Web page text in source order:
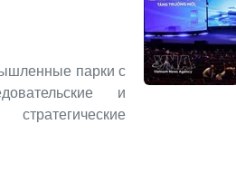
парки с
и